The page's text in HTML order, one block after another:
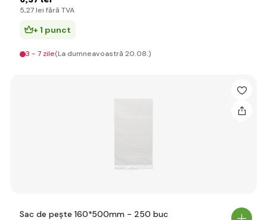
5,27 lei fără TVA
+ 1 punct
3 - 7 zile(La dumneavoastră 20.08.)
Sac de pește 160*500mm - 250 buc